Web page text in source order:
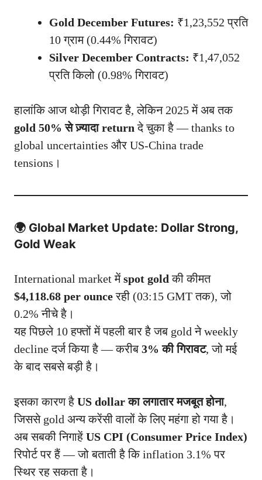
Gold December Futures: ₹1,23,552 प्रति
10 ग्राम (0.44% गिरावट)
Silver December Contracts: ₹1,47,052
प्रति किलो (0.98% गिरावट)
हालांकि आज थोड़ी गिरावट है, लेकिन 2025 में अब तक
gold 50% से ज़्यादा return दे चुका है — thanks to
global uncertainties और US-China trade
tensions।
🌍 Global Market Update: Dollar Strong,
Gold Weak
International market मेंspot gold की कीमत
$4,118.68 per ounceरही (03:15 GMT तक), जो
0.2% नीचे है।
यह पिछले 10 हफ्तों में पहली बार है जब gold ने weekly
decline दर्ज किया है — करीब 3% की गिरावट, जो मई
के बाद सबसे बड़ी है।
इसका कारण है US dollar का लगातार मजबूत होना,
जिससे gold अन्य करेंसी वालों के लिए महंगा हो गया है।
अब सबकी निगाहें US CPI (Consumer Price Index)
रिपोर्ट पर हैं — जो बताती है कि inflation 3.1% पर
स्थिर रह सकता है।